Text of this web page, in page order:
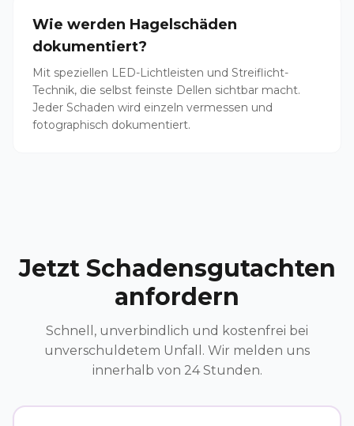
Wie werden Hagelschäden
dokumentiert?
Mit speziellen LED-Lichtleisten und Streiflicht-
Technik, die selbst feinste Dellen sichtbar macht.
Jeder Schaden wird einzeln vermessen und
fotographisch dokumentiert.
Jetzt Schadensgutachten
anfordern
Schnell, unverbindlich und kostenfrei bei
unverschuldetem Unfall. Wir melden uns
innerhalb von 24 Stunden.